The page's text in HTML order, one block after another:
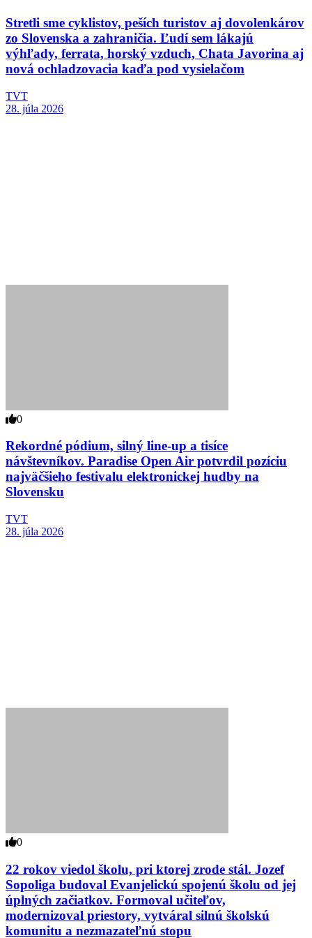
Stretli sme cyklistov, peších turistov aj dovolenkárov
zo Slovenska a zahraničia. Ľudí sem lákajú
výhľady, ferrata, horský vzduch, Chata Javorina aj
nová ochladzovacia kaďa pod vysielačom
TVT
28. júla 2026
0
Rekordné pódium, silný line-up a tisíce
návštevníkov. Paradise Open Air potvrdil pozíciu
najväčšieho festivalu elektronickej hudby na
Slovensku
TVT
28. júla 2026
0
22 rokov viedol školu, pri ktorej zrode stál. Jozef
Sopoliga budoval Evanjelickú spojenú školu od jej
úplných začiatkov. Formoval učiteľov,
modernizoval priestory, vytváral silnú školskú
komunitu a nezmazateľnú stopu